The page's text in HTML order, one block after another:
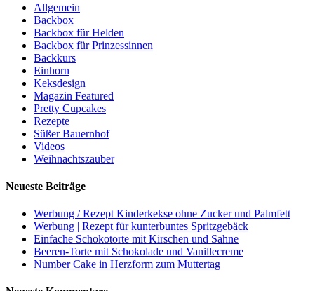
Allgemein
Backbox
Backbox für Helden
Backbox für Prinzessinnen
Backkurs
Einhorn
Keksdesign
Magazin Featured
Pretty Cupcakes
Rezepte
Süßer Bauernhof
Videos
Weihnachtszauber
Neueste Beiträge
Werbung / Rezept Kinderkekse ohne Zucker und Palmfett
Werbung | Rezept für kunterbuntes Spritzgebäck
Einfache Schokotorte mit Kirschen und Sahne
Beeren-Torte mit Schokolade und Vanillecreme
Number Cake in Herzform zum Muttertag